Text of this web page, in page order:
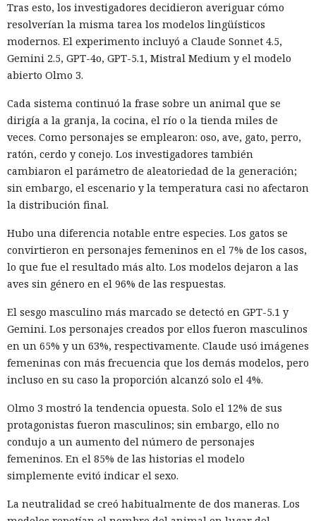
Tras esto, los investigadores decidieron averiguar cómo
resolverían la misma tarea los modelos lingüísticos
modernos. El experimento incluyó a Claude Sonnet 4.5,
Gemini 2.5, GPT-4o, GPT-5.1, Mistral Medium y el modelo
abierto Olmo 3.
Cada sistema continuó la frase sobre un animal que se
dirigía a la granja, la cocina, el río o la tienda miles de
veces. Como personajes se emplearon: oso, ave, gato, perro,
ratón, cerdo y conejo. Los investigadores también
cambiaron el parámetro de aleatoriedad de la generación;
sin embargo, el escenario y la temperatura casi no afectaron
la distribución final.
Hubo una diferencia notable entre especies. Los gatos se
convirtieron en personajes femeninos en el 7% de los casos,
lo que fue el resultado más alto. Los modelos dejaron a las
aves sin género en el 96% de las respuestas.
El sesgo masculino más marcado se detectó en GPT-5.1 y
Gemini. Los personajes creados por ellos fueron masculinos
en un 65% y un 63%, respectivamente. Claude usó imágenes
femeninas con más frecuencia que los demás modelos, pero
incluso en su caso la proporción alcanzó solo el 4%.
Olmo 3 mostró la tendencia opuesta. Solo el 12% de sus
protagonistas fueron masculinos; sin embargo, ello no
condujo a un aumento del número de personajes
femeninos. En el 85% de las historias el modelo
simplemente evitó indicar el sexo.
La neutralidad se creó habitualmente de dos maneras. Los